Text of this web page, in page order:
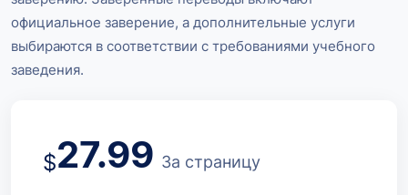
официальное заверение, а дополнительные услуги
выбираются в соответствии с требованиями учебного
заведения.
$27.99 За страницу